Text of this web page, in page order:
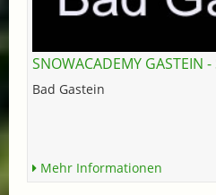
SNOWACADEMY GASTEIN
Bad Gastein
Mehr Informationen